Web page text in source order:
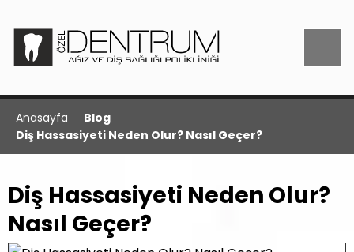
Anasayfa
Blog
Diş Hassasiyeti Neden Olur? Nasıl Geçer?
Diş Hassasiyeti Neden Olur?
Nasıl Geçer?